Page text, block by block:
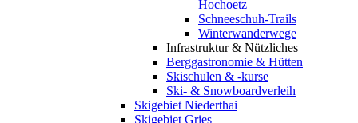
Hochoetz
Schneeschuh-Trails
Winterwanderwege
Infrastruktur & Nützliches
Berggastronomie & Hütten
Skischulen & -kurse
Ski- & Snowboardverleih
Skigebiet Niederthai
Skigebiet Gries